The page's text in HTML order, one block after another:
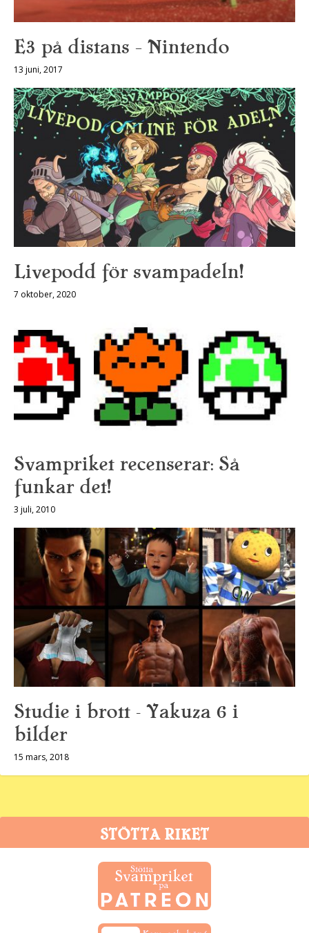
E3 på distans — Nintendo
13 juni, 2017
Livepodd för svampadeln!
7 oktober, 2020
Svampriket recenserar: Så
funkar det!
3 juli, 2010
Studie i brott – Yakuza 6 i
bilder
15 mars, 2018
STÖTTA RIKET